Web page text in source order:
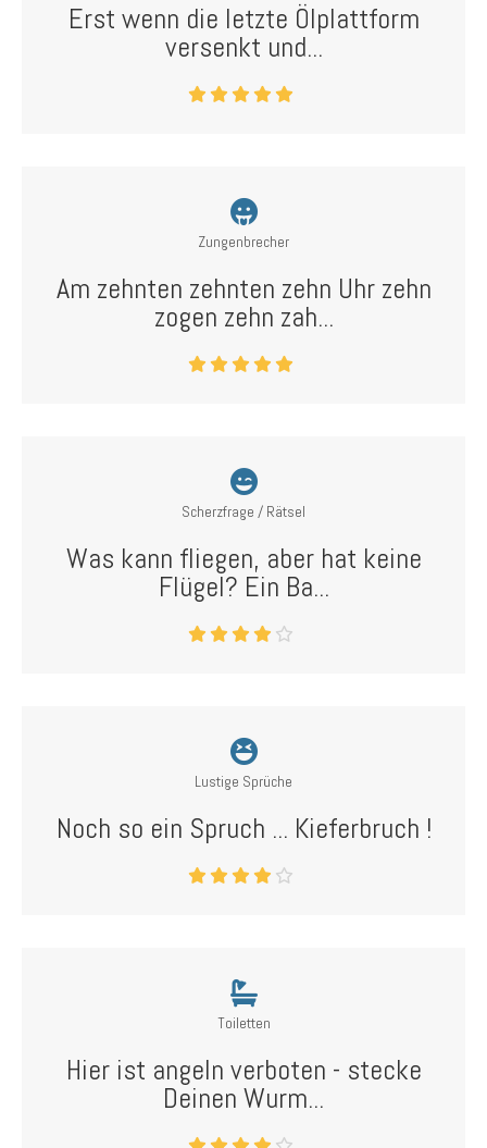
Erst wenn die letzte Ölplattform
versenkt und...
Zungenbrecher
Am zehnten zehnten zehn Uhr zehn
zogen zehn zah...
Scherzfrage / Rätsel
Was kann fliegen, aber hat keine
Flügel? Ein Ba...
Lustige Sprüche
Noch so ein Spruch ... Kieferbruch !
Toiletten
Hier ist angeln verboten - stecke
Deinen Wurm...